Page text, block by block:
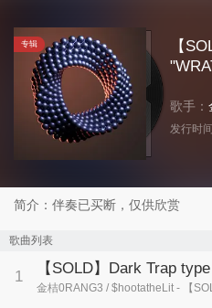
专辑
【
歌手：
发行时
简介：伴奏已买断，仅供欣赏
歌曲列表
1 【SOLD】Dark Trap
金桔0RANG3 / $hootatheLit - 【